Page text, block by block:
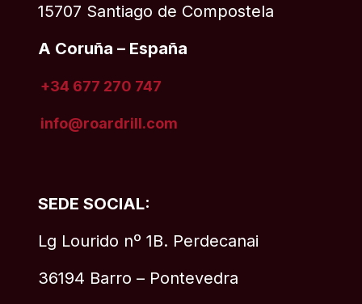
SEDE SOCIAL:
Lg Lourido nº 1B. Perdecanai
36194 Barro – Pontevedra
15707 Santiago de Compostela
A Coruña – España
+34 677 270 747
info@roardrill.com